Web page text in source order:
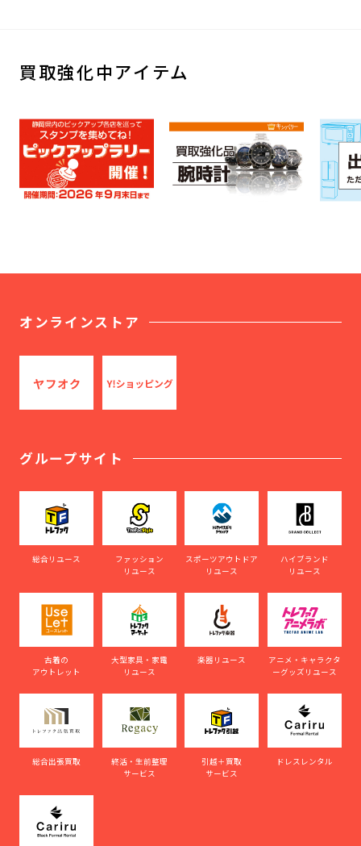
買取強化中アイテム
オンラインストア
グループサイト
総合リユース
ファッション
リユース
スポーツアウトドア
リユース
ハイブランド
リユース
古着の
アウトレット
大型家具・家電
リユース
楽器リユース
アニメ・キャラクタ
ーグッズリユース
総合出張買取
終活・生前整理
サービス
引越＋買取
サービス
ドレスレンタル